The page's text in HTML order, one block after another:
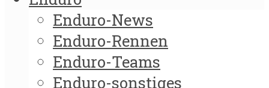
Enduro-News
Enduro-Rennen
Enduro-Teams
Enduro-sonstiges